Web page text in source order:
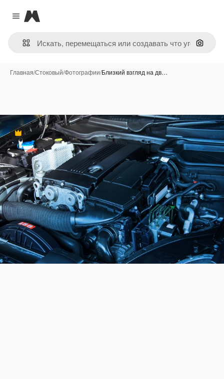
Close menu
Magnific
Поиск
Главная/Стоковый/Фотографии/Близкий взгляд на дв…
Премиум